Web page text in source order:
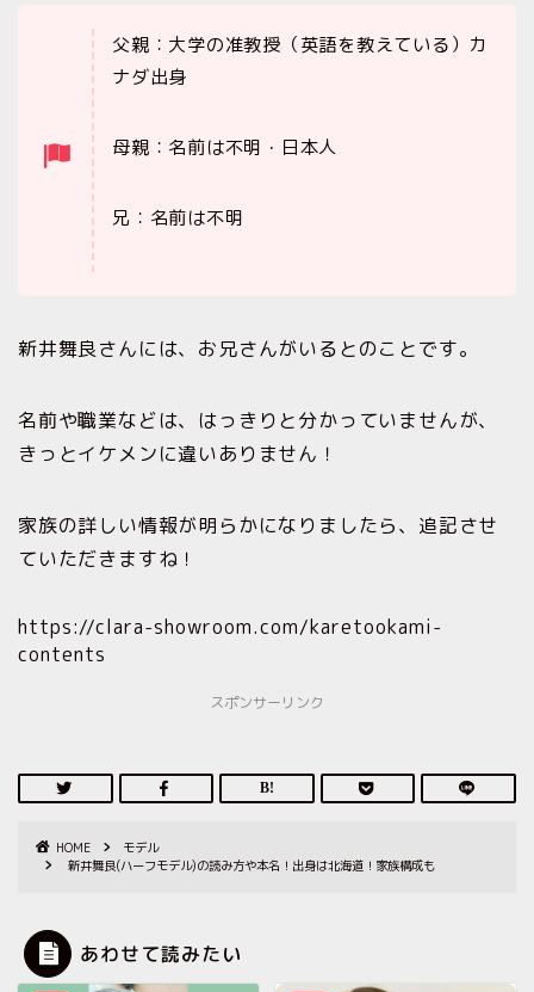
父親：大学の准教授（英語を教えている）カ
ナダ出身
母親：名前は不明・日本人
兄：名前は不明
新井舞良さんには、お兄さんがいるとのことです。
名前や職業などは、はっきりと分かっていませんが、
きっとイケメンに違いありません！
家族の詳しい情報が明らかになりましたら、追記させ
ていただきますね！
https://clara-showroom.com/karetookami-
contents
スポンサーリンク
HOME
モデル
新井舞良(ハーフモデル)の読み方や本名！出身は北海道！家族構成も
あわせて読みたい